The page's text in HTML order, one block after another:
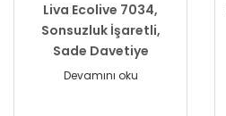
Liva Ecolive 7034,
Sonsuzluk İşaretli,
Sade Davetiye
Devamını oku